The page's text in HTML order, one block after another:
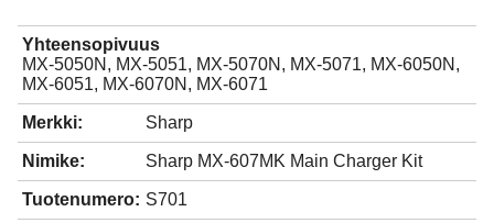
Yhteensopivuus
MX-5050N, MX-5051, MX-5070N, MX-5071, MX-6050N,
MX-6051, MX-6070N, MX-6071
Merkki: Sharp
Nimike: Sharp MX-607MK Main Charger Kit
Tuotenumero: S701